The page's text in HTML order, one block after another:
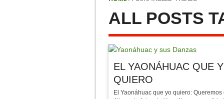
NUEVO CENTRO DE
DÍA INTERNACIONAL DE
ALL POSTS
EL YAONÁHUAC QUE
QUIERO
El Yaonáhuac que yo quiero: Queremos